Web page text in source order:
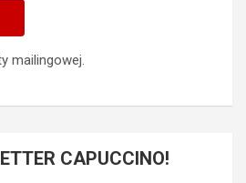
mailingowej.
CAPUCCINO!